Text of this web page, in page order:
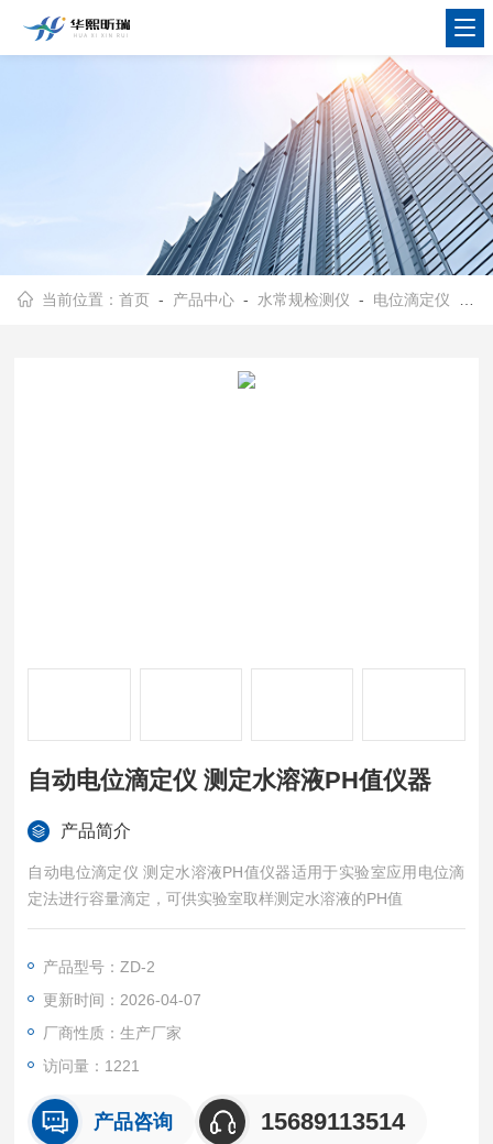
当前位置：首页 - 产品中心 - 水常规检测仪 - 电位滴定仪
自动电位滴定仪 测定水溶液PH值仪器
产品简介
自动电位滴定仪 测定水溶液PH值仪器适用于实验室应用电位滴
定法进行容量滴定，可供实验室取样测定水溶液的PH值
产品型号：ZD-2
更新时间：2026-04-07
厂商性质：生产厂家
访问量：1221
产品咨询 15689113514